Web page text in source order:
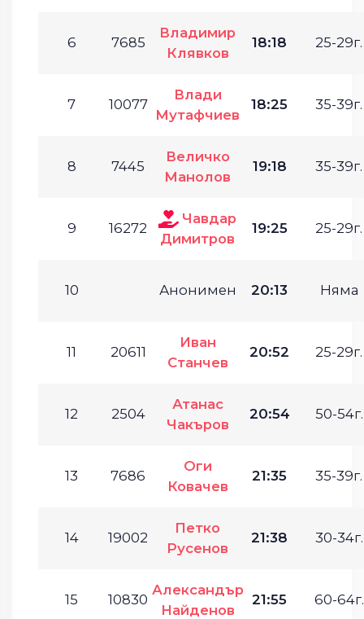
6 7685
Владимир
Клявков
18:18 25-29г.
7 10077
Влади
Мутафчиев
18:25 35-39г.
8 7445
Величко
Манолов
19:18 35-39г.
9 16272
Чавдар
Димитров
19:25 25-29г.
10 Анонимен 20:13 Няма
11 20611
Иван
Станчев
20:52 25-29г.
12 2504
Атанас
Чакъров
20:54 50-54г.
13 7686
Оги
Ковачев
21:35 35-39г.
14 19002
Петко
Русенов
21:38 30-34г.
15 10830
Александър
Найденов
21:55 60-64г.